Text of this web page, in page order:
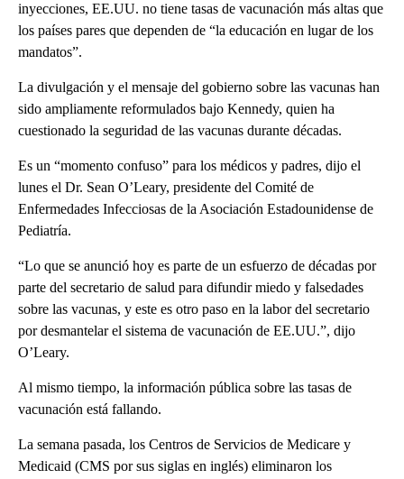
inyecciones, EE.UU. no tiene tasas de vacunación más altas que
los países pares que dependen de “la educación en lugar de los
mandatos”.
La divulgación y el mensaje del gobierno sobre las vacunas han
sido ampliamente reformulados bajo Kennedy, quien ha
cuestionado la seguridad de las vacunas durante décadas.
Es un “momento confuso” para los médicos y padres, dijo el
lunes el Dr. Sean O’Leary, presidente del Comité de
Enfermedades Infecciosas de la Asociación Estadounidense de
Pediatría.
“Lo que se anunció hoy es parte de un esfuerzo de décadas por
parte del secretario de salud para difundir miedo y falsedades
sobre las vacunas, y este es otro paso en la labor del secretario
por desmantelar el sistema de vacunación de EE.UU.”, dijo
O’Leary.
Al mismo tiempo, la información pública sobre las tasas de
vacunación está fallando.
La semana pasada, los Centros de Servicios de Medicare y
Medicaid (CMS por sus siglas en inglés) eliminaron los